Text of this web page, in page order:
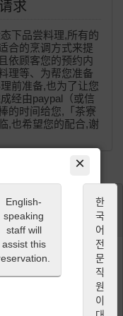
×
English-
speaking
staff will
assist this
한
국
어
전
문
직
원
이
求
下品尝料理,所有的
合的烹调方式来提
依顾客您的预约内
理等、为帮您准备
前准备,也为了让您
经由paypal（或信
的时间给您,「茶寮
,也希望您的配合,谢